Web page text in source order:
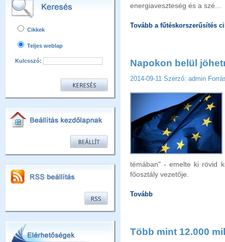
Cikkek
Teljes weblap
Kulcsszó:
energiaveszteség és a szé...
Tovább a fűtéskorszerűsítés
Napokon belül
2014-09-11 Szerző: admin
témában" - emelte ki rövid
főosztály vezetője.
Tovább
Több mint 12.000